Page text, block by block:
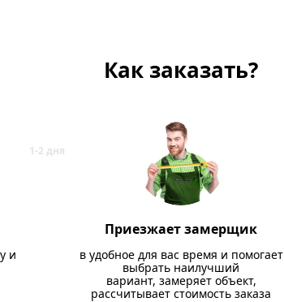
Как заказать?
и
Приезжает замерщик
в удобное для вас время и помогает
выбрать наилучший
вариант, замеряет объект,
рассчитывает стоимость заказа